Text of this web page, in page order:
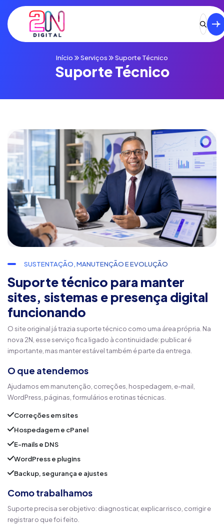
Início Serviços Suporte Técnico
Suporte Técnico
SUSTENTAÇÃO, MANUTENÇÃO E EVOLUÇÃO
Suporte técnico para manter
sites, sistemas e presença digital
funcionando
O site original já trazia suporte técnico como uma área própria. Na
nova 2N, esse serviço fica ligado à continuidade: publicar é
importante, mas manter estável também é parte da entrega.
O que atendemos
Ajudamos em manutenção, correções, hospedagem, e-mail,
WordPress, páginas, formulários e rotinas técnicas.
Correções em sites
Hospedagem e cPanel
E-mails e DNS
WordPress e plugins
Backup, segurança e ajustes
Como trabalhamos
Suporte precisa ser objetivo: diagnosticar, explicar risco, corrigir e
registrar o que foi feito.